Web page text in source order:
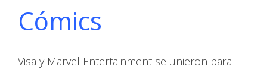
Cómics
Visa y Marvel Entertainment se unieron para